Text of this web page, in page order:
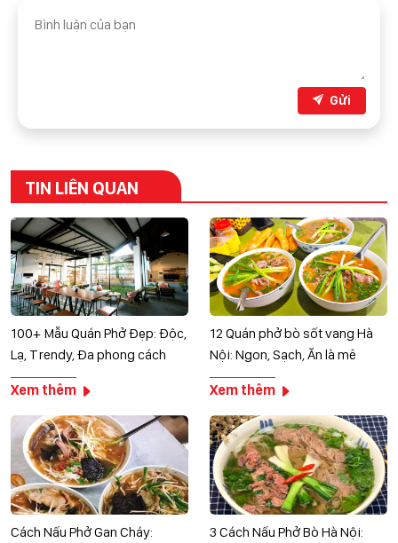
Gửi
TIN LIÊN QUAN
100+ Mẫu Quán Phở Đẹp: Độc,
Lạ, Trendy, Đa phong cách
Xem thêm
12 Quán phở bò sốt vang Hà
Nội: Ngon, Sạch, Ăn là mê
Xem thêm
Cách Nấu Phở Gan Cháy:
3 Cách Nấu Phở Bò Hà Nội: